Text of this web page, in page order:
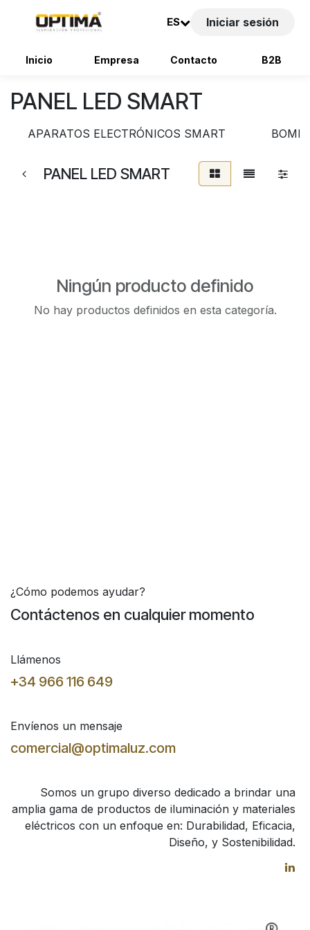
ES Iniciar sesión
Inicio Empresa Contacto B2B
PANEL LED SMART
APARATOS ELECTRÓNICOS SMART
PANEL LED SMART
Ningún producto definido
No hay productos definidos en esta categoría.
¿Cómo podemos ayudar?
Contáctenos en cualquier momento
Llámenos
+34 966 116 649
Envíenos un mensaje
comercial@optimaluz.com
Somos un grupo diverso dedicado a brindar una
amplia gama de productos de iluminación y materiales
eléctricos con un enfoque en: Durabilidad, Eficacia,
Diseño, y Sostenibilidad.